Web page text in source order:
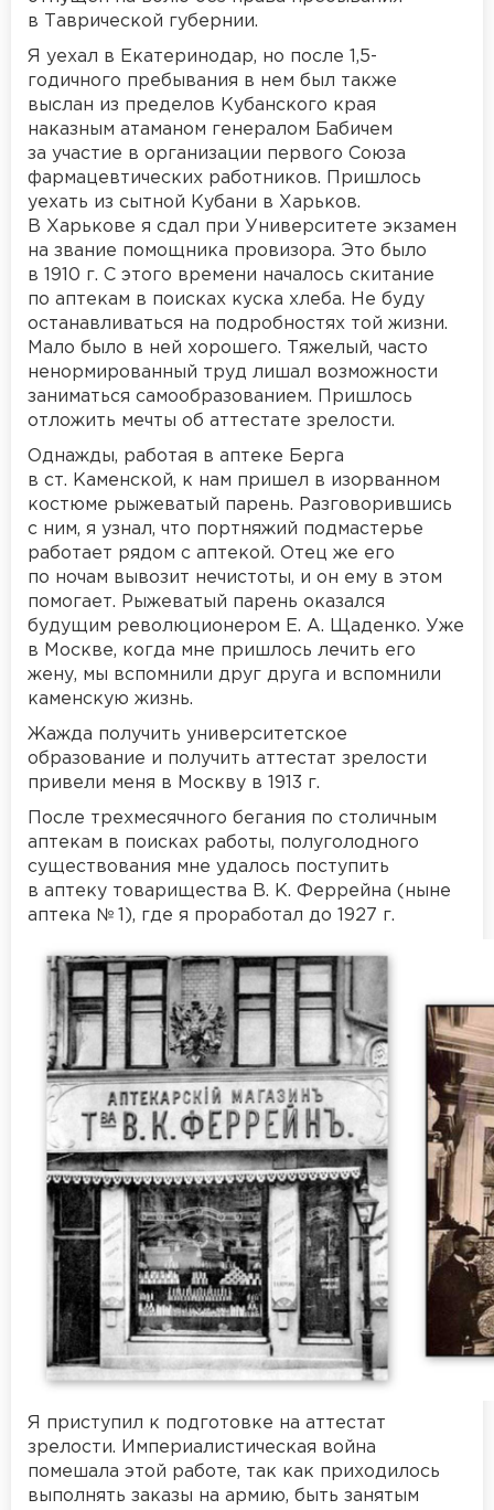
в Таврической губернии.
Я уехал в Екатеринодар, но после 1,5-
годичного пребывания в нем был также
выслан из пределов Кубанского края
наказным атаманом генералом Бабичем
за участие в организации первого Союза
фармацевтических работников. Пришлось
уехать из сытной Кубани в Харьков.
В Харькове я сдал при Университете экзамен
на звание помощника провизора. Это было
в 1910 г. С этого времени началось скитание
по аптекам в поисках куска хлеба. Не буду
останавливаться на подробностях той жизни.
Мало было в ней хорошего. Тяжелый, часто
ненормированный труд лишал возможности
заниматься самообразованием. Пришлось
отложить мечты об аттестате зрелости.
Однажды, работая в аптеке Берга
в ст. Каменской, к нам пришел в изорванном
костюме рыжеватый парень. Разговорившись
с ним, я узнал, что портняжий подмастерье
работает рядом с аптекой. Отец же его
по ночам вывозит нечистоты, и он ему в этом
помогает. Рыжеватый парень оказался
будущим революционером Е. А. Щаденко. Уже
в Москве, когда мне пришлось лечить его
жену, мы вспомнили друг друга и вспомнили
каменскую жизнь.
Жажда получить университетское
образование и получить аттестат зрелости
привели меня в Москву в 1913 г.
После трехмесячного бегания по столичным
аптекам в поисках работы, полуголодного
существования мне удалось поступить
в аптеку товарищества В. К. Феррейна (ныне
аптека № 1), где я проработал до 1927 г.
Я приступил к подготовке на аттестат
зрелости. Империалистическая война
помешала этой работе, так как приходилось
выполнять заказы на армию, быть занятым